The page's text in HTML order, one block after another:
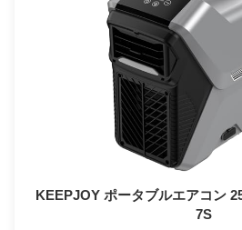
KEEPJOY ポータブルエアコン
7S